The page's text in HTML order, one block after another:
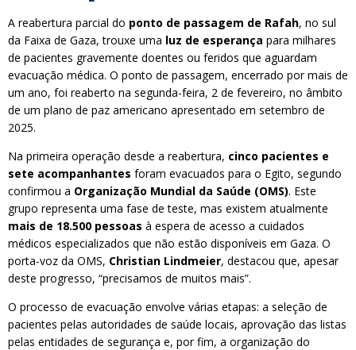
A reabertura parcial do ponto de passagem de Rafah, no sul
da Faixa de Gaza, trouxe uma luz de esperança para milhares
de pacientes gravemente doentes ou feridos que aguardam
evacuação médica. O ponto de passagem, encerrado por mais de
um ano, foi reaberto na segunda-feira, 2 de fevereiro, no âmbito
de um plano de paz americano apresentado em setembro de
2025.
Na primeira operação desde a reabertura, cinco pacientes e
sete acompanhantes foram evacuados para o Egito, segundo
confirmou a Organização Mundial da Saúde (OMS). Este
grupo representa uma fase de teste, mas existem atualmente
mais de 18.500 pessoas à espera de acesso a cuidados
médicos especializados que não estão disponíveis em Gaza. O
porta-voz da OMS, Christian Lindmeier, destacou que, apesar
deste progresso, “precisamos de muitos mais”.
O processo de evacuação envolve várias etapas: a seleção de
pacientes pelas autoridades de saúde locais, aprovação das listas
pelas entidades de segurança e, por fim, a organização do